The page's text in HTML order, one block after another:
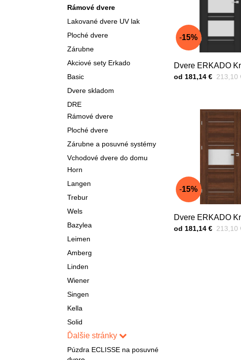
Dvere ERKADO
Cena s DPH
od 181,14 € Pred
213,10
15%
Dvere ERKADO
Cena s DPH
od 181,14 € Pred
213,10
15%
Rámové dvere
Lakované dvere UV lak
Ploché dvere
Zárubne
Akciové sety Erkado
Basic
Dvere skladom
DRE
Rámové dvere
Ploché dvere
Zárubne a posuvné systémy
Vchodové dvere do domu
Horn
Langen
Trebur
Wels
Bazylea
Leimen
Amberg
Linden
Wiener
Singen
Kella
Solid
Ďalšie stránky
Púzdra ECLISSE na posuvné